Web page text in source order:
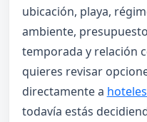
ubicación, playa,
ambiente,
temporada y relación
quieres revisar
directamente a
todavía estás